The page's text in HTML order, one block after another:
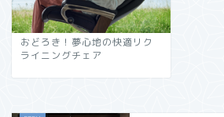
おどろき！夢心地の快適リク
ライニングチェア